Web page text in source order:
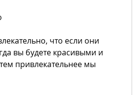
что если они
вы будете красивыми и
привлекательнее мы